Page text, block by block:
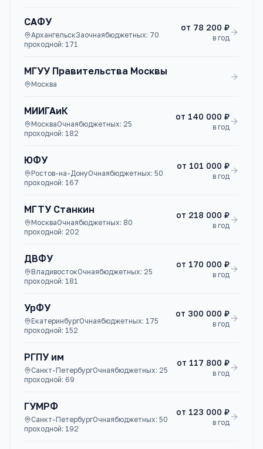
САФУ
АрхангельскЗаочнаябюджетных: 70
проходной: 171
от 78 200 ₽
в год
МГУУ Правительства Москвы
Москва
МИИГАиК
МоскваОчнаябюджетных: 25
проходной: 182
от 140 000 ₽
в год
ЮФУ
Ростов-на-ДонуОчнаябюджетных: 50
проходной: 167
от 101 000 ₽
в год
МГТУ Станкин
МоскваОчнаябюджетных: 80
проходной: 202
от 218 000 ₽
в год
ДВФУ
ВладивостокОчнаябюджетных: 25
проходной: 181
от 170 000 ₽
в год
УрФУ
ЕкатеринбургОчнаябюджетных: 175
проходной: 152
от 300 000 ₽
в год
РГПУ им
Санкт-ПетербургОчнаябюджетных: 25
проходной: 69
от 117 800 ₽
в год
ГУМРФ
Санкт-ПетербургОчнаябюджетных: 50
проходной: 192
от 123 000 ₽
в год